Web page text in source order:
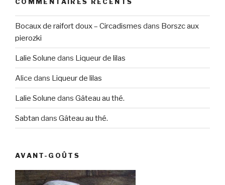
Bocaux de raifort doux – Circadismes dans Borszc aux
pierozki
Lalie Solune dans Liqueur de lilas
Alice dans Liqueur de lilas
Lalie Solune dans Gâteau au thé.
Sabtan dans Gâteau au thé.
AVANT-GOÛTS